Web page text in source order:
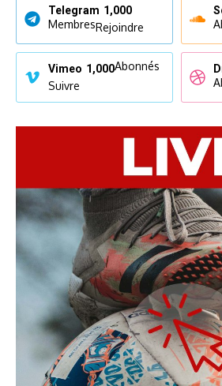
Telegram 1,000
MembresRejoindre
Vimeo 1,000Abonnés
Suivre